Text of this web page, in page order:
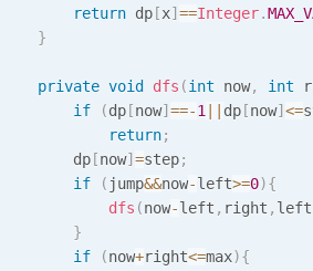
return dp[x] ==Integer.
}
private void dfs (int now, int
if
(dp[now] ==-1|| dp[now] <=
return;
        dp
[now] =step;
if
( jump&&now-left>=0){
dfs (now-left , right , left
}
if
(now+right<=max){